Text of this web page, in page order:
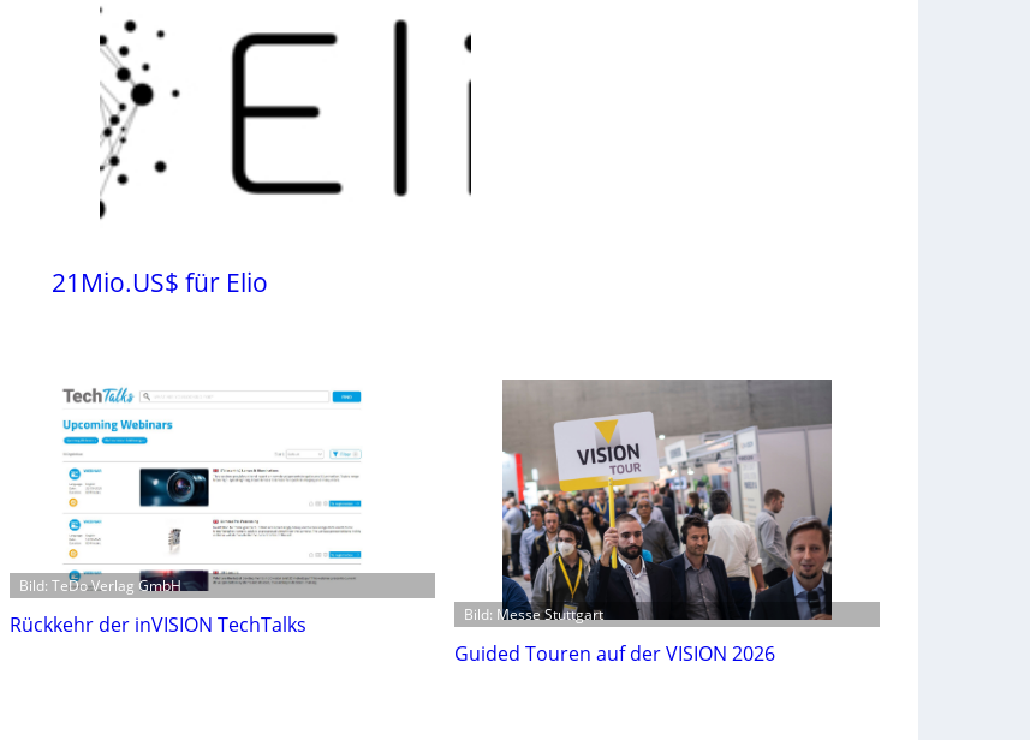
21Mio.US$ für Elio
Bild: TeDo Verlag GmbH
Rückkehr der inVISION TechTalks Bild: Messe Stuttgart
Guided Touren auf der VISION 2026